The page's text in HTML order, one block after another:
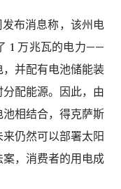
布消息称，该州电
1 万兆瓦的电力——
并配有电池储能装
配能源。因此，由
相结合，得克萨斯
仍然可以部署太阳
，消费者的用电成